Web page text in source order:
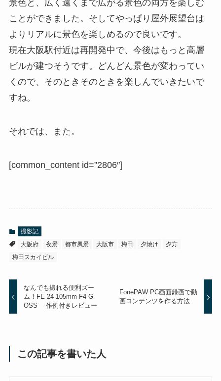
景色と、広く遠くまで広がる景色の両方を楽しむ
ことができました。そしてやっぱり屋外展望台は
よりリアルに景色を楽しめるので良いです。
現在大阪駅付近は再開発中で、今後はもっと高層
ビルが建つそうです。どんどん景色が変わってい
くので、そのときそのときを楽しんでいきたいで
すね。
それでは、また。
[common_content id=”2806″]
撮影記
大阪府
夜景 都市風景 大阪市 梅田 夕焼け
夕方
梅田スカイビル
なんでも撮れる便利ズー
ム！FE 24-105mm F4 G
OSS 作例付きレビュー
FonePAW PC画面録画で動
画コンテンツを作る方法
この記事を書いた人